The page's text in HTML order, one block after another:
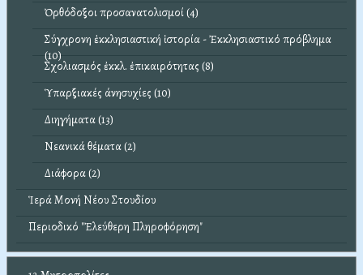
Ὀρθόδοξοι προσανατολισμοί (4)
Σύγχρονη ἐκκλησιαστική ἱστορία - Ἐκκλησιαστικό πρόβλημα
(10)
Σχολιασμός ἐκκλ. ἐπικαιρότητας (8)
Ὑπαρξιακές άνησυχίες (10)
Διηγήματα (13)
Νεανικά θέματα (2)
Διάφορα (2)
Ἱερά Μονή Νέου Στουδίου
Περιοδικό "Ἐλεύθερη Πληροφόρηση"